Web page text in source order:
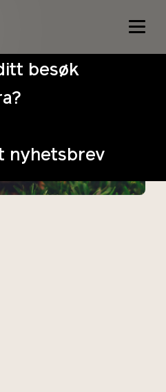
besøk
nyhetsbrev
våre